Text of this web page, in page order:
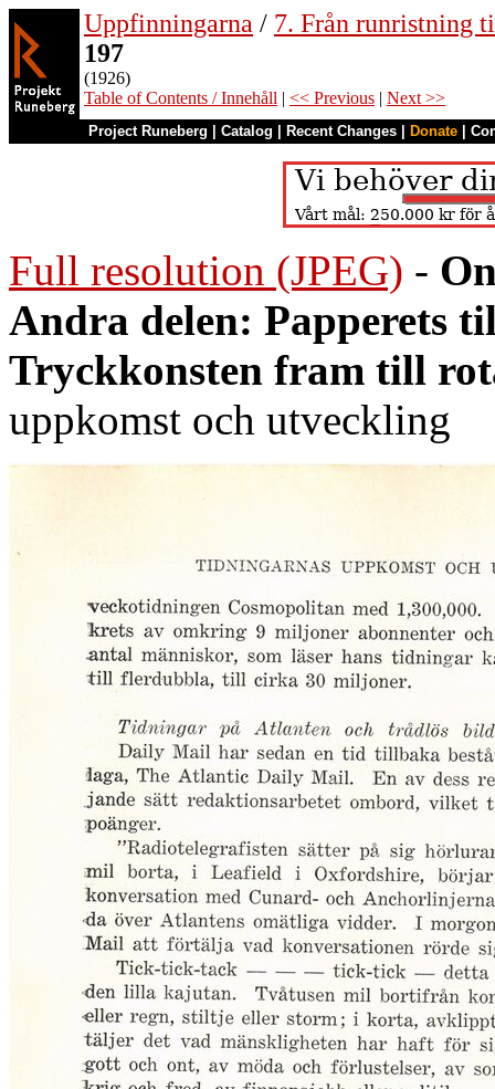
Uppfinningarna / 7. Från runristning
197
(1926)
Table of Contents / Innehåll | << Previous | Next >>
Project Runeberg Catalog Recent Changes Donate
Full resolution (JPEG) -
Andra delen: Papperets
Tryckkonsten fram till
uppkomst och utveckling